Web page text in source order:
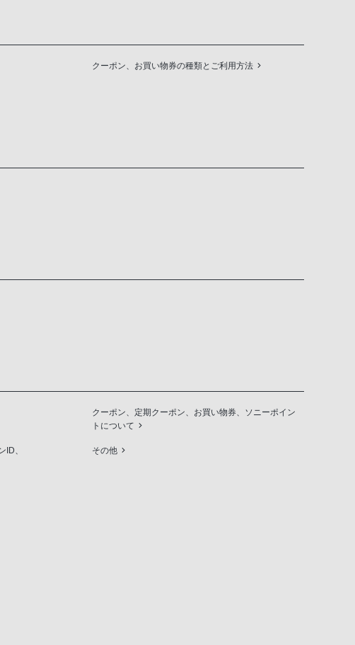
クーポン、お買い物券の種類とご利用方法
クーポン、定期クーポン、お買い物券、ソニーポイン
トについて
ID、
その他